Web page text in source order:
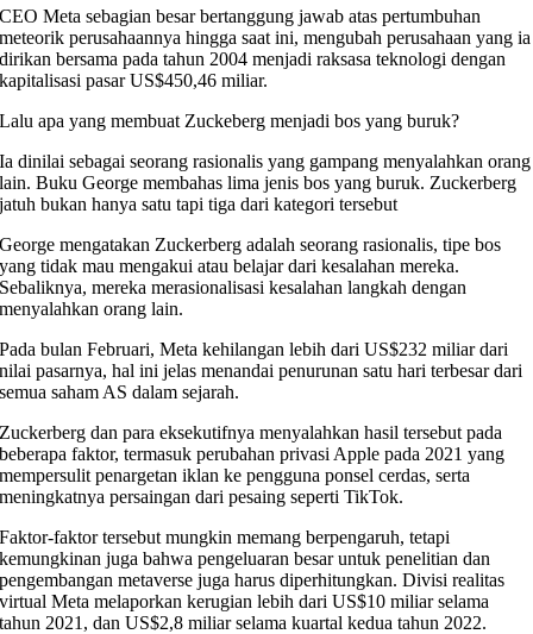
CEO Meta sebagian besar bertanggung jawab atas pertumbuhan
meteorik perusahaannya hingga saat ini, mengubah perusahaan yang ia
dirikan bersama pada tahun 2004 menjadi raksasa teknologi dengan
kapitalisasi pasar US$450,46 miliar.
Lalu apa yang membuat Zuckeberg menjadi bos yang buruk?
Ia dinilai sebagai seorang rasionalis yang gampang menyalahkan orang
lain. Buku George membahas lima jenis bos yang buruk. Zuckerberg
jatuh bukan hanya satu tapi tiga dari kategori tersebut
George mengatakan Zuckerberg adalah seorang rasionalis, tipe bos
yang tidak mau mengakui atau belajar dari kesalahan mereka.
Sebaliknya, mereka merasionalisasi kesalahan langkah dengan
menyalahkan orang lain.
Pada bulan Februari, Meta kehilangan lebih dari US$232 miliar dari
nilai pasarnya, hal ini jelas menandai penurunan satu hari terbesar dari
semua saham AS dalam sejarah.
Zuckerberg dan para eksekutifnya menyalahkan hasil tersebut pada
beberapa faktor, termasuk perubahan privasi Apple pada 2021 yang
mempersulit penargetan iklan ke pengguna ponsel cerdas, serta
meningkatnya persaingan dari pesaing seperti TikTok.
Faktor-faktor tersebut mungkin memang berpengaruh, tetapi
kemungkinan juga bahwa pengeluaran besar untuk penelitian dan
pengembangan metaverse juga harus diperhitungkan. Divisi realitas
virtual Meta melaporkan kerugian lebih dari US$10 miliar selama
tahun 2021, dan US$2,8 miliar selama kuartal kedua tahun 2022.